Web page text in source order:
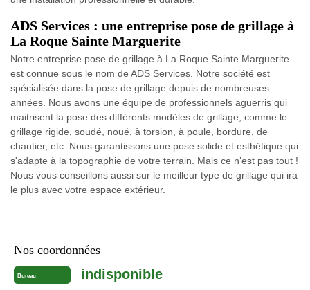
ADS Services : une entreprise pose de grillage à
La Roque Sainte Marguerite
Notre entreprise pose de grillage à La Roque Sainte Marguerite
est connue sous le nom de ADS Services. Notre société est
spécialisée dans la pose de grillage depuis de nombreuses
années. Nous avons une équipe de professionnels aguerris qui
maitrisent la pose des différents modèles de grillage, comme le
grillage rigide, soudé, noué, à torsion, à poule, bordure, de
chantier, etc. Nous garantissons une pose solide et esthétique qui
s'adapte à la topographie de votre terrain. Mais ce n’est pas tout !
Nous vous conseillons aussi sur le meilleur type de grillage qui ira
le plus avec votre espace extérieur.
Nos coordonnées
Bureau indisponible